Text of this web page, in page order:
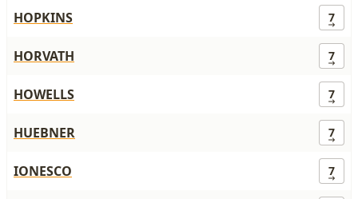
HOPKINS 7
HORVATH 7
HOWELLS 7
HUEBNER 7
IONESCO 7